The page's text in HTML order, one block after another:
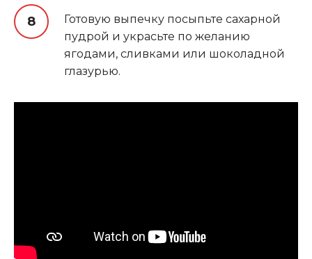
Готовую выпечку посыпьте сахарной
пудрой и украсьте по желанию
ягодами, сливками или шоколадной
глазурью.